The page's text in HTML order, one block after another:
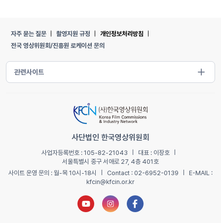
자주 묻는 질문 촬영지원 규정
개인정보처리방침
전국 영상위원회/진흥원 로케이션 문의
사단법인 한국영상위원회
사업자등록번호 : 105-82-21043
대표 : 이장호
서울특별시 중구 서애로 27, 4층 401호
사이트 운영 문의 : 월-목 10시-18시
Contact : 02-6952-0139
E-MAIL :
kfcin@kfcin.or.kr
유튜브 새창열기인스타그램 새창열기
페이스북 새창열기